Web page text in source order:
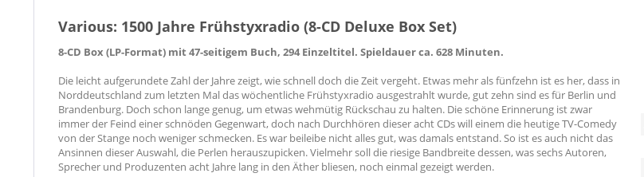
Various: 1500 Jahre Frühstyxradio (8-CD Deluxe Box Set)
8-CD Box (LP-Format) mit 47-seitigem Buch, 294 Einzeltitel. Spieldauer ca. 628 Minuten.
Die leicht aufgerundete Zahl der Jahre zeigt, wie schnell doch die Zeit vergeht. Etwas mehr als fünfzehn ist es her, dass in
Norddeutschland zum letzten Mal das wöchentliche Frühstyxradio ausgestrahlt wurde, gut zehn sind es für Berlin und
Brandenburg. Doch schon lange genug, um etwas wehmütig Rückschau zu halten. Die schöne Erinnerung ist zwar
immer der Feind einer schnöden Gegenwart, doch nach Durchhören dieser acht CDs will einem die heutige TV-Comedy
von der Stange noch weniger schmecken. Es war beileibe nicht alles gut, was damals entstand. So ist es auch nicht das
Ansinnen dieser Auswahl, die Perlen herauszupicken. Vielmehr soll die riesige Bandbreite dessen, was sechs Autoren,
Sprecher und Produzenten acht Jahre lang in den Äther bliesen, noch einmal gezeigt werden.